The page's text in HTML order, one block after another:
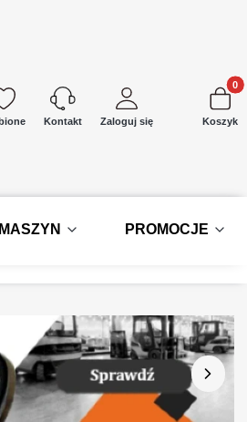
Kontakt Zaloguj się Koszyk
PROMOCJE